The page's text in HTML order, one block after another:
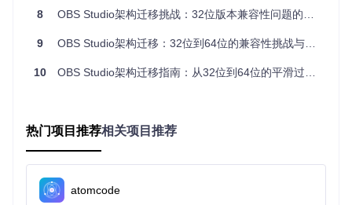
段
围
容
本至旧
同时支持32位
硬件环境混杂，需兼顾
渡
期
主流版
本
留32位安全更
新
专
注
期
本至今
32位用户占比低于
8 OBS Studio架构迁移挑战：32位版本兼容性问题的技术解析与企业部署指南
9 OBS Studio架构迁移：32位到64位的兼容性挑战与解决方案
10 OBS Studio架构迁移指南：从32位到64位的平滑过渡方案
热门项目推荐相关项目推荐
atomcode